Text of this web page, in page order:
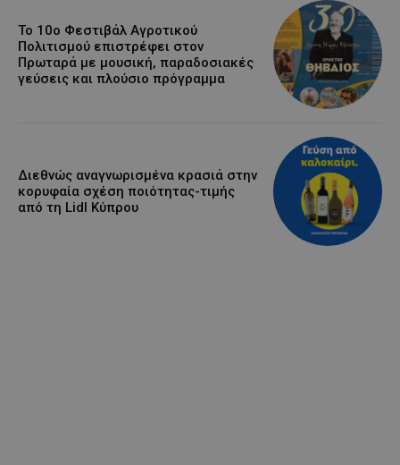
Το 10ο Φεστιβάλ Αγροτικού
Πολιτισμού επιστρέφει στον
Πρωταρά με μουσική, παραδοσιακές
γεύσεις και πλούσιο πρόγραμμα
Διεθνώς αναγνωρισμένα κρασιά στην
κορυφαία σχέση ποιότητας-τιμής
από τη Lidl Κύπρου